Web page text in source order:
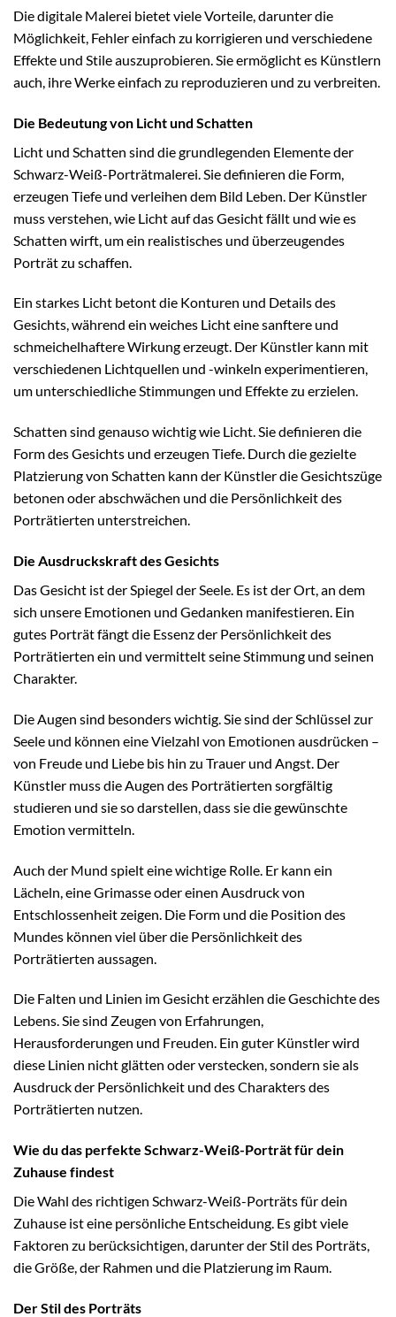
Die digitale Malerei bietet viele Vorteile, darunter die
Möglichkeit, Fehler einfach zu korrigieren und verschiedene
Effekte und Stile auszuprobieren. Sie ermöglicht es Künstlern
auch, ihre Werke einfach zu reproduzieren und zu verbreiten.
Die Bedeutung von Licht und Schatten
Licht und Schatten sind die grundlegenden Elemente der
Schwarz-Weiß-Porträtmalerei. Sie definieren die Form,
erzeugen Tiefe und verleihen dem Bild Leben. Der Künstler
muss verstehen, wie Licht auf das Gesicht fällt und wie es
Schatten wirft, um ein realistisches und überzeugendes
Porträt zu schaffen.
Ein starkes Licht betont die Konturen und Details des
Gesichts, während ein weiches Licht eine sanftere und
schmeichelhaftere Wirkung erzeugt. Der Künstler kann mit
verschiedenen Lichtquellen und -winkeln experimentieren,
um unterschiedliche Stimmungen und Effekte zu erzielen.
Schatten sind genauso wichtig wie Licht. Sie definieren die
Form des Gesichts und erzeugen Tiefe. Durch die gezielte
Platzierung von Schatten kann der Künstler die Gesichtszüge
betonen oder abschwächen und die Persönlichkeit des
Porträtierten unterstreichen.
Die Ausdruckskraft des Gesichts
Das Gesicht ist der Spiegel der Seele. Es ist der Ort, an dem
sich unsere Emotionen und Gedanken manifestieren. Ein
gutes Porträt fängt die Essenz der Persönlichkeit des
Porträtierten ein und vermittelt seine Stimmung und seinen
Charakter.
Die Augen sind besonders wichtig. Sie sind der Schlüssel zur
Seele und können eine Vielzahl von Emotionen ausdrücken –
von Freude und Liebe bis hin zu Trauer und Angst. Der
Künstler muss die Augen des Porträtierten sorgfältig
studieren und sie so darstellen, dass sie die gewünschte
Emotion vermitteln.
Auch der Mund spielt eine wichtige Rolle. Er kann ein
Lächeln, eine Grimasse oder einen Ausdruck von
Entschlossenheit zeigen. Die Form und die Position des
Mundes können viel über die Persönlichkeit des
Porträtierten aussagen.
Die Falten und Linien im Gesicht erzählen die Geschichte des
Lebens. Sie sind Zeugen von Erfahrungen,
Herausforderungen und Freuden. Ein guter Künstler wird
diese Linien nicht glätten oder verstecken, sondern sie als
Ausdruck der Persönlichkeit und des Charakters des
Porträtierten nutzen.
Wie du das perfekte Schwarz-Weiß-Porträt für dein
Zuhause findest
Die Wahl des richtigen Schwarz-Weiß-Porträts für dein
Zuhause ist eine persönliche Entscheidung. Es gibt viele
Faktoren zu berücksichtigen, darunter der Stil des Porträts,
die Größe, der Rahmen und die Platzierung im Raum.
Der Stil des Porträts